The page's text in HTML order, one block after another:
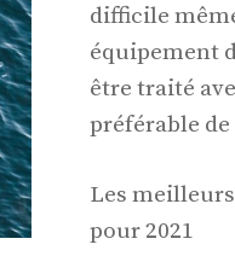
difficile
équipement
être traité
préférable
Les meilleurs
pour 2021